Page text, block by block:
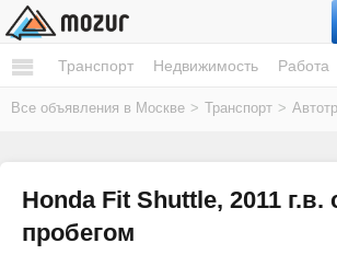
Транспорт Недвижимость Работа
Все объявления в Москве > Транспорт >
Honda Fit Shuttle, 2011 г.в.
пробегом